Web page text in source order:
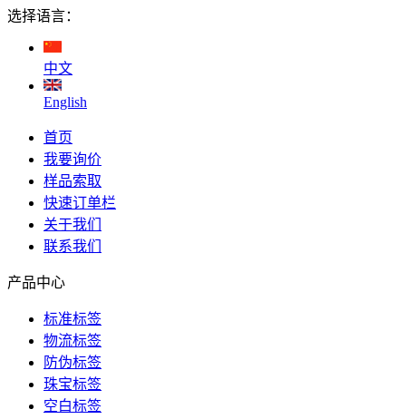
选择语言：
中文
English
首页
我要询价
样品索取
快速订单栏
关于我们
联系我们
产品中心
标准标签
物流标签
防伪标签
珠宝标签
空白标签